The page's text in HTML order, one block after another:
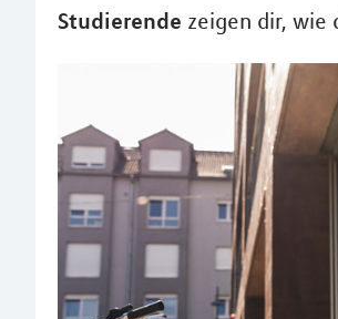
Studierende zeigen dir, wie